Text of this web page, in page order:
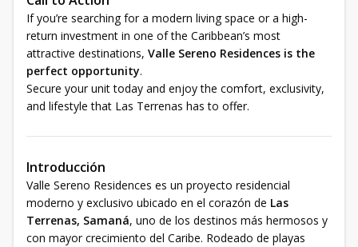
If you’re searching for a modern living space or a high-
return investment in one of the Caribbean’s most
attractive destinations, Valle Sereno Residences is the
perfect opportunity.
Secure your unit today and enjoy the comfort, exclusivity,
and lifestyle that Las Terrenas has to offer.
Introducción
Valle Sereno Residences es un proyecto residencial
moderno y exclusivo ubicado en el corazón de Las
Terrenas, Samaná, uno de los destinos más hermosos y
con mayor crecimiento del Caribe. Rodeado de playas